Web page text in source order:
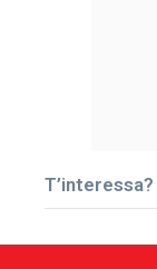
T’interessa?